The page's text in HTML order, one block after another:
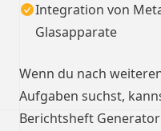
Integration von
Glasapparate
Wenn du nach
Aufgaben suchst,
Berichtsheft